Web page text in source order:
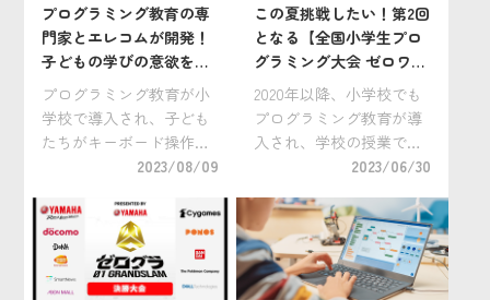
プログラミング教育の専
門家とエレコムが開発！
子どもの学びの意欲をか
きたてるキーボードをご
紹介
プログラミング教育が小
学校で導入され、子ども
たちがキーボード操作を
する機会が増える中、子
ようです。 ●不慣れなキ
ーボード操作で学習が進
まない ●誤入力や操作ミ
スにより混乱してしまう
2023/08/09
この夏挑戦したい！第2回
となる【全国小学生プロ
グラミング大会 ゼロワン
グランドスラム】をチェ
ック！
2020年以降、小学校でも
プログラミング教育が導
入され、学校の授業で学
んだことをプログラミン
も増えてきました。小学
生に人気の習い事ランキ
ングにも名を連ねるよう
になり、小学生とそのお
2023/06/30